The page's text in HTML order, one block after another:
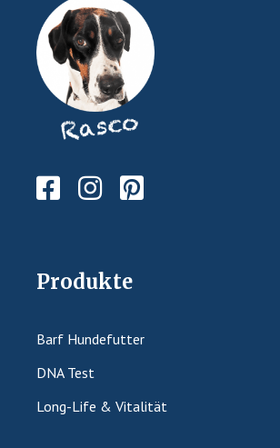
Produkte
Barf Hundefutter
DNA Test
Long-Life & Vitalität